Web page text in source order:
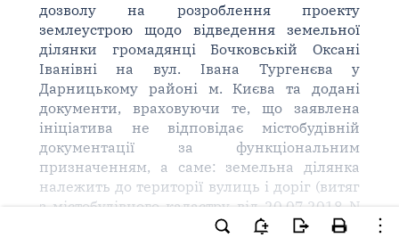
дозволу на розроблення проекту
землеустрою щодо відведення земельної
ділянки громадянці Бочковській Оксані
Іванівні на вул. Івана Тургенєва у
Дарницькому районі м. Києва та додані
документи, враховуючи те, що заявлена
ініціатива не відповідає містобудівній
документації за функціональним
призначенням, а саме: земельна ділянка
належить до території вулиць і доріг (витяг
з містобудівного кадастру від 20.07.2018 N